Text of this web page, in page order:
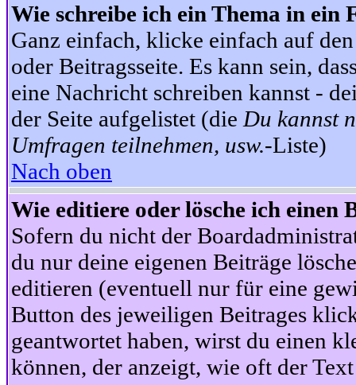
Wie schreibe ich ein Thema in ein
Ganz einfach, klicke einfach auf
oder Beitragsseite. Es kann sein,
eine Nachricht schreiben kannst -
der Seite aufgelistet (die Du kannst
Umfragen teilnehmen, usw.-Liste)
Nach oben
Wie editiere oder lösche ich einen
Sofern du nicht der
du nur deine eigenen Beiträge
editieren (eventuell nur für eine
Button des jeweiligen Beitrages
geantwortet haben, wirst du einen
können, der anzeigt, wie oft der